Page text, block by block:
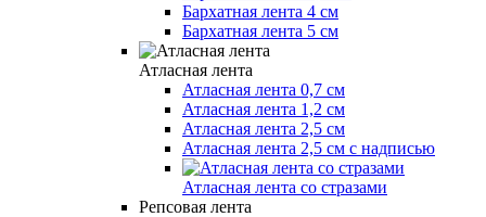
Бархатная лента 4 см
Бархатная лента 5 см
Атласная лента
Атласная лента 0,7 см
Атласная лента 1,2 см
Атласная лента 2,5 см
Атласная лента 2,5 см с надписью
Атласная лента со стразами
Репсовая лента